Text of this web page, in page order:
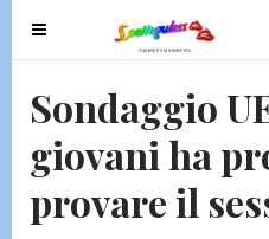
T
o
g
e
n
a
Sondaggio
giovani ha
provare il